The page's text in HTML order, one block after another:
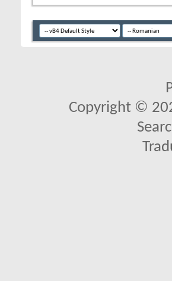
Copyright ©